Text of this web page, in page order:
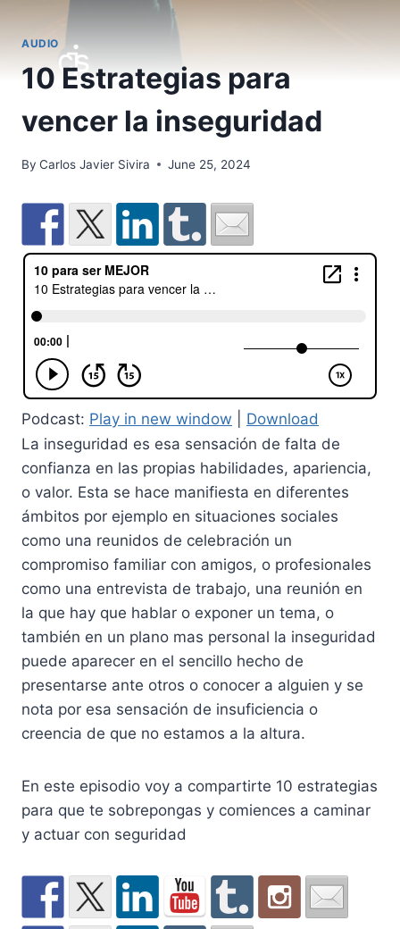
AUDIO
10 Estrategias para
vencer la inseguridad
By Carlos Javier Sivira June 25, 2024
Podcast: Play in new window
Download
La inseguridad es esa sensación de falta de
confianza en las propias habilidades, apariencia,
o valor. Esta se hace manifiesta en diferentes
ámbitos por ejemplo en situaciones sociales
como una reunidos de celebración un
compromiso familiar con amigos, o profesionales
como una entrevista de trabajo, una reunión en
la que hay que hablar o exponer un tema, o
también en un plano mas personal la inseguridad
puede aparecer en el sencillo hecho de
presentarse ante otros o conocer a alguien y se
nota por esa sensación de insuficiencia o
creencia de que no estamos a la altura.
En este episodio voy a compartirte 10 estrategias
para que te sobrepongas y comiences a caminar
y actuar con seguridad